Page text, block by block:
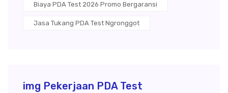
Biaya PDA Test 2026 Promo Bergaransi
Jasa Tukang PDA Test Ngronggot
img Pekerjaan PDA Test